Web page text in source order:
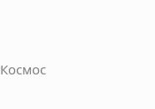
Космос